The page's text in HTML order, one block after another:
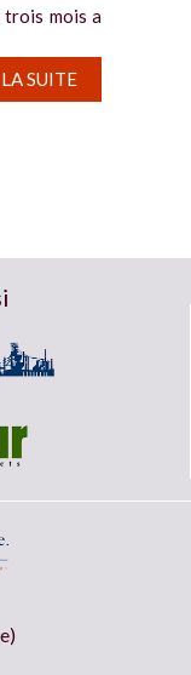
mois a
SUITE